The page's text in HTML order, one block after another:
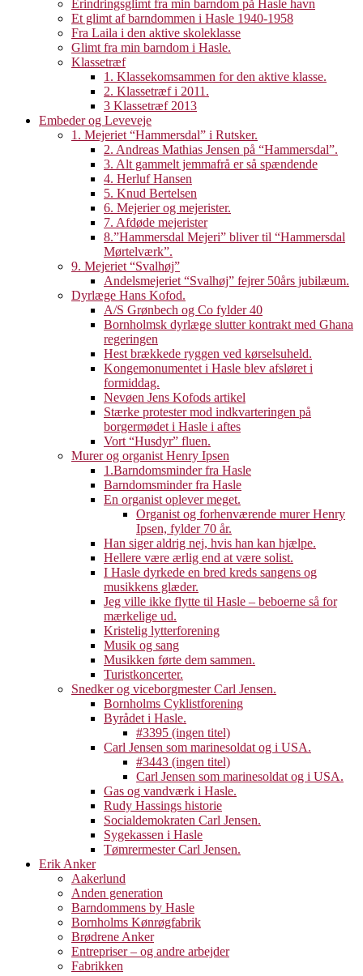
Erindringsglimt fra min barndom på Hasle havn
Et glimt af barndommen i Hasle 1940-1958
Fra Laila i den aktive skoleklasse
Glimt fra min barndom i Hasle.
Klassetræf
1. Klassekomsammen for den aktive klasse.
2. Klassetræf i 2011.
3 Klassetræf 2013
Embeder og Leveveje
1. Mejeriet “Hammersdal” i Rutsker.
2. Andreas Mathias Jensen på “Hammersdal”.
3. Alt gammelt jemmafrå er så spændende
4. Herluf Hansen
5. Knud Bertelsen
6. Mejerier og mejerister.
7. Afdøde mejerister
8.”Hammersdal Mejeri” bliver til “Hammersdal
Mørtelværk”.
9. Mejeriet “Svalhøj”
Andelsmejeriet “Svalhøj” fejrer 50års jubilæum.
Dyrlæge Hans Kofod.
A/S Grønbech og Co fylder 40
Bornholmsk dyrlæge slutter kontrakt med Ghana
regeringen
Hest brækkede ryggen ved kørselsuheld.
Kongemonumentet i Hasle blev afsløret i
formiddag.
Nevøen Jens Kofods artikel
Stærke protester mod indkvarteringen på
borgermødet i Hasle i aftes
Vort “Husdyr” fluen.
Murer og organist Henry Ipsen
1.Barndomsminder fra Hasle
Barndomsminder fra Hasle
En organist oplever meget.
Organist og forhenværende murer Henry
Ipsen, fylder 70 år.
Han siger aldrig nej, hvis han kan hjælpe.
Hellere være ærlig end at være solist.
I Hasle dyrkede en bred kreds sangens og
musikkens glæder.
Jeg ville ikke flytte til Hasle – beboerne så for
mærkelige ud.
Kristelig lytterforening
Musik og sang
Musikken førte dem sammen.
Turistkoncerter.
Snedker og viceborgmester Carl Jensen.
Bornholms Cyklistforening
Byrådet i Hasle.
#3395 (ingen titel)
Carl Jensen som marinesoldat og i USA.
#3443 (ingen titel)
Carl Jensen som marinesoldat og i USA.
Gas og vandværk i Hasle.
Rudy Hassings historie
Socialdemokraten Carl Jensen.
Sygekassen i Hasle
Tømrermester Carl Jensen.
Erik Anker
Aakerlund
Anden generation
Barndommens by Hasle
Bornholms Kønrøgfabrik
Brødrene Anker
Entrepriser – og andre arbejder
Fabrikken